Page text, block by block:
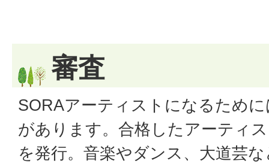
審査
SORAアーティストになるため
があります。合格したアーティ
を発行。音楽やダンス、大道芸